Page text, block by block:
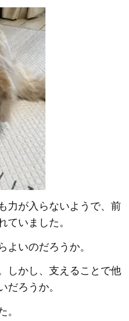
力が入らないようで、前
ていました。
よいのだろうか。
しかし、支えることで他
だろうか。
。